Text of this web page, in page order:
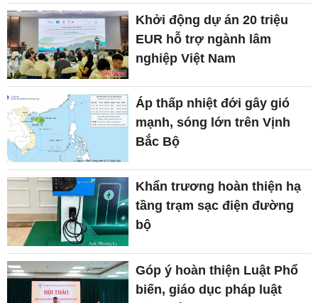
Khởi động dự án 20 triệu
EUR hỗ trợ ngành lâm
nghiệp Việt Nam
Áp thấp nhiệt đới gây gió
mạnh, sóng lớn trên Vịnh
Bắc Bộ
Khẩn trương hoàn thiện hạ
tầng trạm sạc điện đường
bộ
Góp ý hoàn thiện Luật Phổ
biến, giáo dục pháp luật